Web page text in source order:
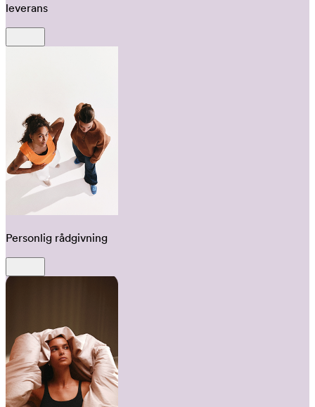
leverans
Personlig rådgivning